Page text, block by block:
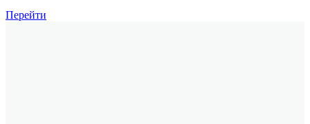
Перейти